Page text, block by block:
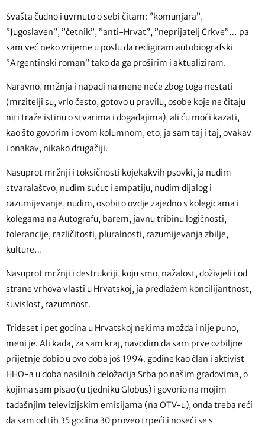
Svašta čudno i uvrnuto o sebi čitam: ”komunjara”,
”Jugoslaven”, ”četnik”, ”anti-Hrvat”, ”neprijatelj Crkve”… pa
sam već neko vrijeme u poslu da redigiram autobiografski
”Argentinski roman” tako da ga proširim i aktualiziram.
Naravno, mržnja i napadi na mene neće zbog toga nestati
(mrzitelji su, vrlo često, gotovo u pravilu, osobe koje ne čitaju
niti traže istinu o stvarima i događajima), ali ću moći kazati,
kao što govorim i ovom kolumnom, eto, ja sam taj i taj, ovakav
i onakav, nikako drugačiji.
Nasuprot mržnji i toksičnosti kojekakvih psovki, ja nudim
stvaralaštvo, nudim sućut i empatiju, nudim dijalog i
razumijevanje, nudim, osobito ovdje zajedno s kolegicama i
kolegama na Autografu, barem, javnu tribinu logičnosti,
tolerancije, različitosti, pluralnosti, razumijevanja zbilje,
kulture…
Nasuprot mržnji i destrukciji, koju smo, nažalost, doživjeli i od
strane vrhova vlasti u Hrvatskoj, ja predlažem koncilijantnost,
suvislost, razumnost.
Trideset i pet godina u Hrvatskoj nekima možda i nije puno,
meni je. Ali kada, za sam kraj, navodim da sam prve ozbiljne
prijetnje dobio u ovo doba još 1994. godine kao član i aktivist
HHO-a u doba nasilnih deložacija Srba po našim gradovima, o
kojima sam pisao (u tjedniku Globus) i govorio na mojim
tadašnjim televizijskim emisijama (na OTV-u), onda treba reći
da sam od tih 35 godina 30 proveo trpeći i noseći se s